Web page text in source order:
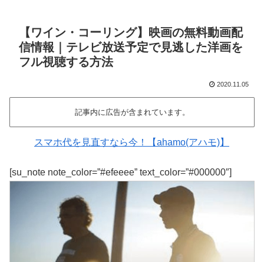
【ワイン・コーリング】映画の無料動画配
信情報｜テレビ放送予定で見逃した洋画を
フル視聴する方法
2020.11.05
記事内に広告が含まれています。
スマホ代を見直すなら今！【ahamo(アハモ)】
[su_note note_color=”#efeeee” text_color=”#000000″]